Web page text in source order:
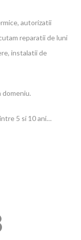
autorizatii
reparatii de luni
instalatii de
domeniu.
5 si 10 ani…